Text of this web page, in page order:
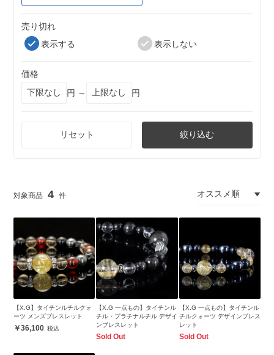
売り切れ
表示する
表示しない
価格
円 ～
円
リセット 絞り込む
4
【X.G】タイチンルチルクォ
ーツ メンズブレスレット
36,100
【X.G 一点もの】タイチンル
チル・プラチナルチル デザイ
ンブレスレット
Sold Out
【X.G 一点もの】タイチンル
チルクォーツ デザインブレス
レット
Sold Out